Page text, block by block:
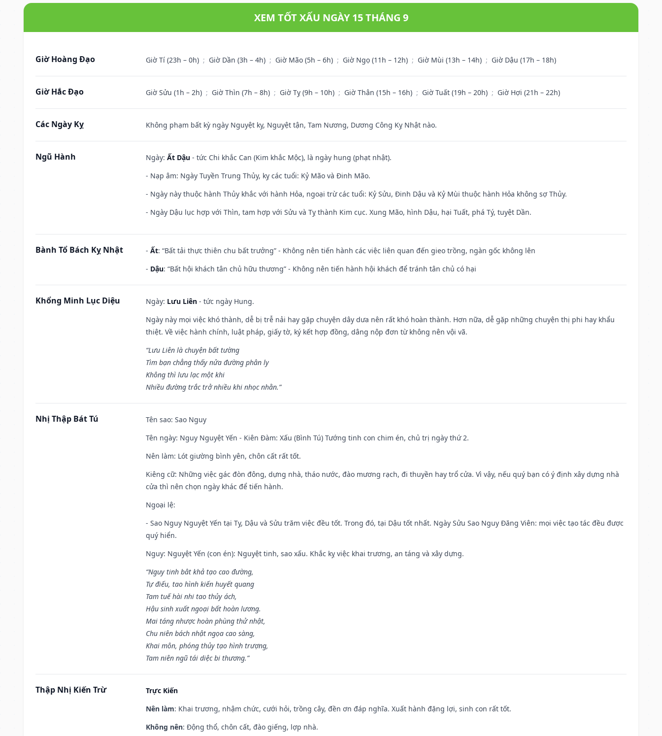
XEM TỐT XẤU NGÀY 15 THÁNG 9
Giờ Hoàng Đạo Giờ Tí (23h – 0h) ; Giờ Dần (3h – 4h) ; Giờ Mão (5h – 6h) ; Giờ Ngọ (11h – 12h) ; Giờ Mùi (13h – 14h) ; Giờ Dậu (17h – 18h)
Giờ Hắc Đạo Giờ Sửu (1h – 2h) ; Giờ Thìn (7h – 8h) ; Giờ Tỵ (9h – 10h) ; Giờ Thân (15h – 16h) ; Giờ Tuất (19h – 20h) ; Giờ Hợi (21h – 22h)
Các Ngày Kỵ Không phạm bất kỳ ngày Nguyệt kỵ, Nguyệt tận, Tam Nương, Dương Công Kỵ Nhật nào.
Ngũ Hành Ngày: Ất Dậu - tức Chi khắc Can (Kim khắc Mộc), là ngày hung (phạt nhật).
- Nạp âm: Ngày Tuyền Trung Thủy, kỵ các tuổi: Kỷ Mão và Đinh Mão.
- Ngày này thuộc hành Thủy khắc với hành Hỏa, ngoại trừ các tuổi: Kỷ Sửu, Đinh Dậu và Kỷ Mùi thuộc hành Hỏa không sợ Thủy.
- Ngày Dậu lục hợp với Thìn, tam hợp với Sửu và Tỵ thành Kim cục. Xung Mão, hình Dậu, hại Tuất, phá Tý, tuyệt Dần.
Bành Tổ Bách Kỵ Nhật - Ất: “Bất tải thực thiên chu bất trưởng” - Không nên tiến hành các việc liên quan đến gieo trồng, ngàn gốc không lên
- Dậu: “Bất hội khách tân chủ hữu thương” - Không nên tiến hành hội khách để tránh tân chủ có hại
Khổng Minh Lục Diệu Ngày: Lưu Liên - tức ngày Hung.
Ngày này mọi việc khó thành, dễ bị trễ nải hay gặp chuyện dây dưa nên rất khó hoàn thành. Hơn nữa, dễ gặp những chuyện thị phi hay khẩu
thiệt. Về việc hành chính, luật pháp, giấy tờ, ký kết hợp đồng, dâng nộp đơn từ không nên vội vã.
“Lưu Liên là chuyện bất tường
Tìm bạn chẳng thấy nửa đường phân ly
Không thì lưu lạc một khi
Nhiều đường trắc trở nhiều khi nhọc nhằn.”
Nhị Thập Bát Tú Tên sao: Sao Nguy
Tên ngày: Nguy Nguyệt Yến - Kiên Đàm: Xấu (Bình Tú) Tướng tinh con chim én, chủ trị ngày thứ 2.
Nên làm: Lót giường bình yên, chôn cất rất tốt.
Kiêng cữ: Những việc gác đòn đông, dựng nhà, tháo nước, đào mương rạch, đi thuyền hay trổ cửa. Vì vậy, nếu quý bạn có ý định xây dựng nhà
cửa thì nên chọn ngày khác để tiến hành.
Ngoại lệ:
- Sao Nguy Nguyệt Yến tại Tỵ, Dậu và Sửu trăm việc đều tốt. Trong đó, tại Dậu tốt nhất. Ngày Sửu Sao Nguy Đăng Viên: mọi việc tạo tác đều được
quý hiển.
Nguy: Nguyệt Yến (con én): Nguyệt tinh, sao xấu. Khắc kỵ việc khai trương, an táng và xây dựng.
“Nguy tinh bât khả tạo cao đường,
Tự điếu, tao hình kiến huyết quang
Tam tuế hài nhi tao thủy ách,
Hậu sinh xuất ngoại bất hoàn lương.
Mai táng nhược hoàn phùng thử nhật,
Chu niên bách nhật ngọa cao sàng,
Khai môn, phóng thủy tạo hình trượng,
Tam niên ngũ tái diệc bi thương.”
Thập Nhị Kiến Trừ
Trực Kiến
Nên làm: Khai trương, nhậm chức, cưới hỏi, trồng cây, đền ơn đáp nghĩa. Xuất hành đặng lợi, sinh con rất tốt.
Không nên: Động thổ, chôn cất, đào giếng, lợp nhà.